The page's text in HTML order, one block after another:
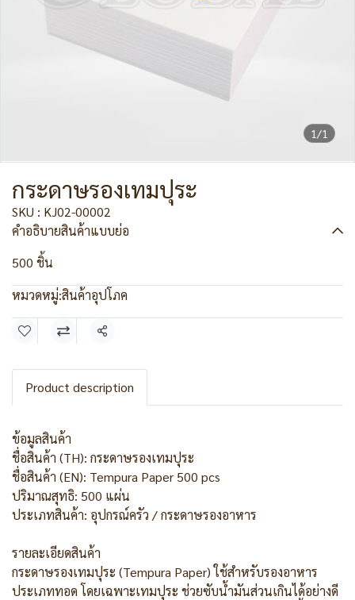
1/1
กระดาษรองเทมปุระ
SKU : KJ02-00002
คำอธิบายสินค้าแบบย่อ
500 ชิ้น
หมวดหมู่:สินค้าอุปโภค
แชร์
Product description
ข้อมูลสินค้า
ชื่อสินค้า (TH): กระดาษรองเทมปุระ
ชื่อสินค้า (EN): Tempura Paper 500 pcs
ปริมาณสุทธิ: 500 แผ่น
ประเภทสินค้า: อุปกรณ์ครัว / กระดาษรองอาหาร
รายละเอียดสินค้า
กระดาษรองเทมปุระ (Tempura Paper) ใช้สำหรับรองอาหาร
ประเภททอด โดยเฉพาะเทมปุระ ช่วยซับน้ำมันส่วนเกินได้อย่างดี